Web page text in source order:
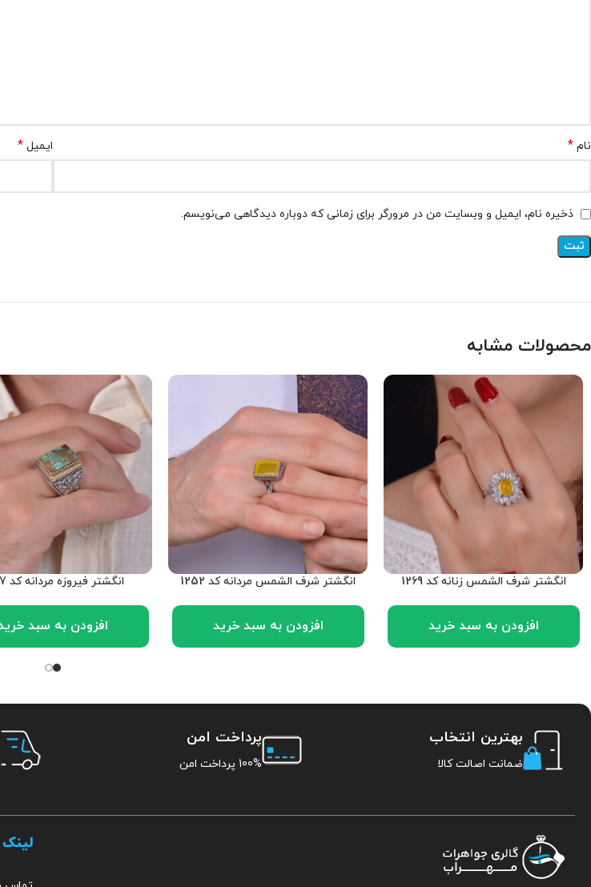
نام * ایمیل *
ذخیره نام، ایمیل و وبسایت من در مرورگر برای زمانی که دوباره دیدگاهی می‌نویسم.
محصولات مشابه
انگشتر شرف الشمس زنانه کد 1269
افزودن به سبد خرید
انگشتر شرف الشمس مردانه کد 1252
افزودن به سبد خرید
انگشتر فیروزه مردانه کد 1247
افزودن به سبد
بهترین انتخاب
ضمانت اصالت کالا
پرداخت امن
100% پرداخت امن